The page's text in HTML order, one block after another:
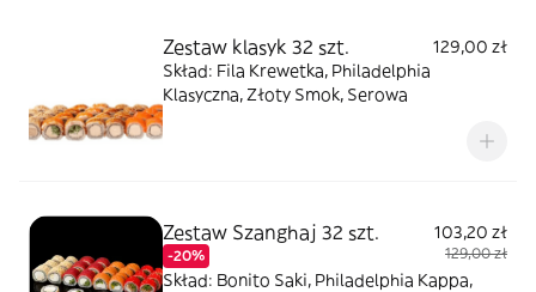
Zestaw klasyk 32 szt.
129,00 zł
Skład: Fila Krewetka, Philadelphia
Klasyczna, Złoty Smok, Serowa
Zestaw Szanghaj 32 szt.
-20%
103,20 zł
129,00 zł
Skład: Bonito Saki, Philadelphia Kappa,